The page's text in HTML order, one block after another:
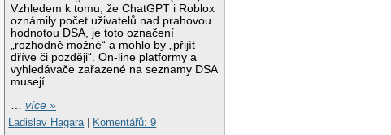
Vzhledem k tomu, že ChatGPT i Roblox
oznámily počet uživatelů nad prahovou
hodnotou DSA, je toto označení
„rozhodně možné“ a mohlo by „přijít
dříve či později“. On-line platformy a
vyhledávače zařazené na seznamy DSA
musejí
…více »
Ladislav Hagara| Komentářů: 9